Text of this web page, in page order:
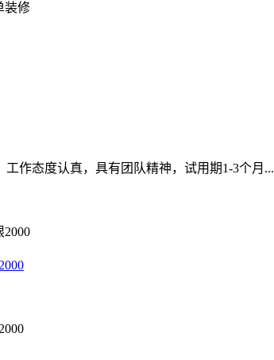
装修
作态度认真，具有团队精神，试用期1-3个月...